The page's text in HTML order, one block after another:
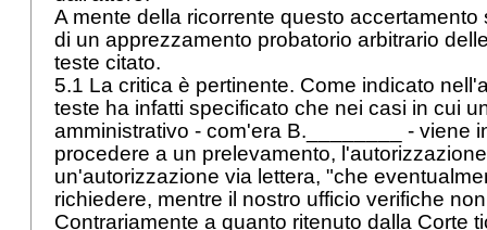
A mente della ricorrente questo accertamento
di un apprezzamento probatorio arbitrario
teste citato.
5.1 La critica è pertinente. Come indicato
teste ha infatti specificato che nei casi in cui
amministrativo - com'era B.________ - viene
procedere a un prelevamento,
un'autorizzazione via lettera, "che
richiedere, mentre il nostro ufficio verifiche
Contrariamente a quanto ritenuto dalla Corte